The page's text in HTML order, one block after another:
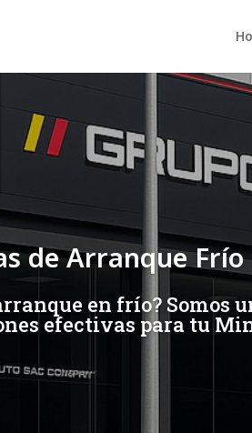
de Arranque Frío
en frío? Somos
efectivas para tu